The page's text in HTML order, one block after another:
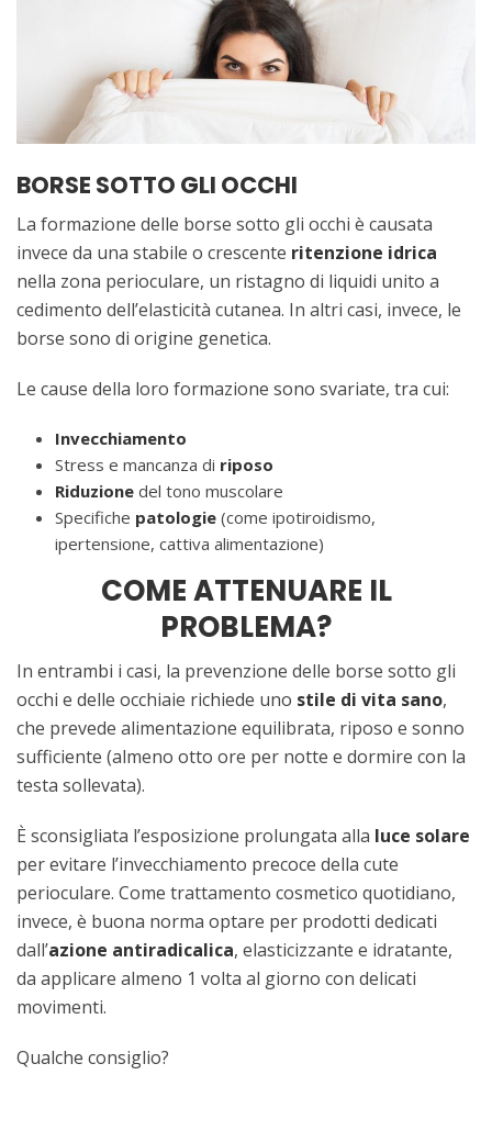
BORSE SOTTO GLI OCCHI
La formazione delle borse sotto gli occhi è causata
invece da una stabile o crescente ritenzione idrica
nella zona perioculare, un ristagno di liquidi unito a
cedimento dell’elasticità cutanea. In altri casi, invece, le
borse sono di origine genetica.
Le cause della loro formazione sono svariate, tra cui:
Invecchiamento
Stress e mancanza di riposo
Riduzione del tono muscolare
Specifiche patologie (come ipotiroidismo,
ipertensione, cattiva alimentazione)
COME ATTENUARE IL
PROBLEMA?
In entrambi i casi, la prevenzione delle borse sotto gli
occhi e delle occhiaie richiede uno stile di vita sano,
che prevede alimentazione equilibrata, riposo e sonno
sufficiente (almeno otto ore per notte e dormire con la
testa sollevata).
È sconsigliata l’esposizione prolungata alla luce solare
per evitare l’invecchiamento precoce della cute
perioculare. Come trattamento cosmetico quotidiano,
invece, è buona norma optare per prodotti dedicati
dall’azione antiradicalica, elasticizzante e idratante,
da applicare almeno 1 volta al giorno con delicati
movimenti.
Qualche consiglio?